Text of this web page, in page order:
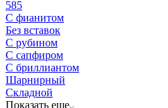
585
С фианитом
Без вставок
С рубином
С сапфиром
С бриллиантом
Шарнирный
Складной
Показать еще